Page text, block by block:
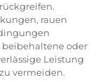
rauen
beibehaltene oder
Leistung
vermeiden.